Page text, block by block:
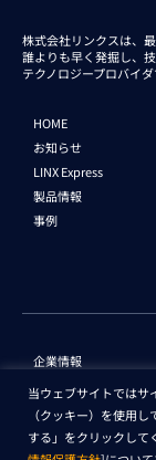
株式会社リンクスは、
誰よりも早く発掘し、
テクノロジープロバイ
HOME
お知らせ
LINX Express
製品情報
事例
企業情報
個人
当ウェブサイトでは
（クッキー）を使用
する」をクリックし